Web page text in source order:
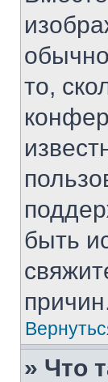
то,
быть
» Что